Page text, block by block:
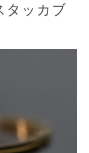
タッカブ